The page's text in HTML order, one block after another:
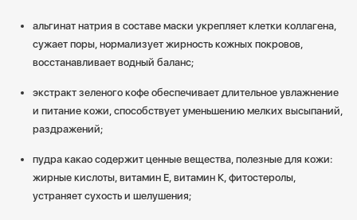
альгинат натрия в составе маски укрепляет клетки коллагена,
сужает поры, нормализует жирность кожных покровов,
восстанавливает водный баланс;
экстракт зеленого кофе обеспечивает длительное увлажнение
и питание кожи, способствует уменьшению мелких высыпаний,
раздражений;
пудра какао содержит ценные вещества, полезные для кожи:
жирные кислоты, витамин Е, витамин К, фитостеролы,
устраняет сухость и шелушения;